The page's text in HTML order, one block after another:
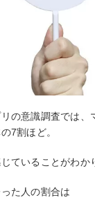
の意識調査では、
7割ほど。
ていることがわか
た人の割合は